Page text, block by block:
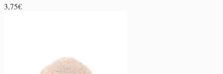
3,75€